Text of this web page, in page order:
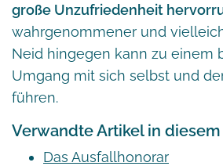
große Unzufriedenheit
wahrgenommener und
Neid hingegen kann zu einem
Umgang mit sich selbst und
führen.
Verwandte Artikel in
Das Ausfallhonorar